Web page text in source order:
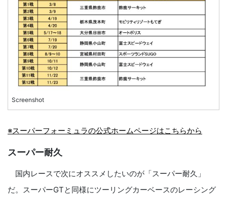
Screenshot
※スーパーフォーミュラの公式ホームページはこちらから
スーパー耐久
国内レースで次にオススメしたいのが「スーパー耐久」
だ。スーパーGTと同様にツーリングカーベースのレーシング